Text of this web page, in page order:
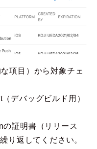
項目）から対象チェ
デバッグビルド用）
証明書（リリース
り返してください。